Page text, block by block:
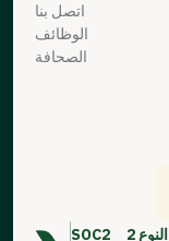
اتصل بنا
الوظائف
الصحافة
SOC2 النوع 2